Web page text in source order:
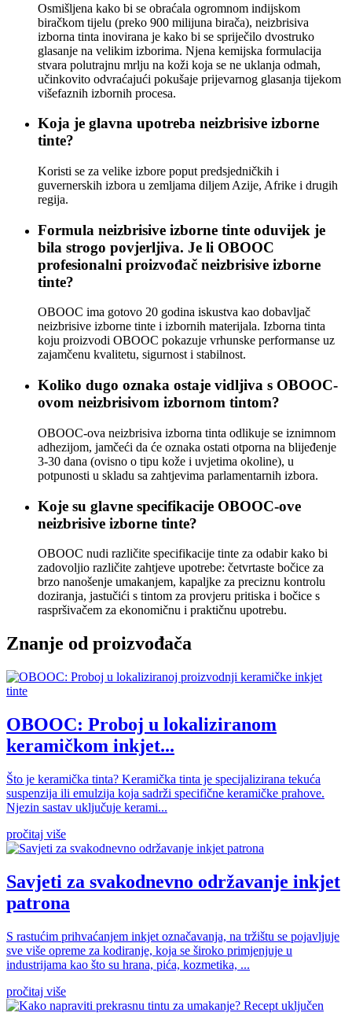
Osmišljena kako bi se obraćala ogromnom indijskom
biračkom tijelu (preko 900 milijuna birača), neizbrisiva
izborna tinta inovirana je kako bi se spriječilo dvostruko
glasanje na velikim izborima. Njena kemijska formulacija
stvara polutrajnu mrlju na koži koja se ne uklanja odmah,
učinkovito odvraćajući pokušaje prijevarnog glasanja tijekom
višefaznih izbornih procesa.
Koja je glavna upotreba neizbrisive izborne
tinte?
Koristi se za velike izbore poput predsjedničkih i
guvernerskih izbora u zemljama diljem Azije, Afrike i drugih
regija.
Formula neizbrisive izborne tinte oduvijek je
bila strogo povjerljiva. Je li OBOOC
profesionalni proizvođač neizbrisive izborne
tinte?
OBOOC ima gotovo 20 godina iskustva kao dobavljač
neizbrisive izborne tinte i izbornih materijala. Izborna tinta
koju proizvodi OBOOC pokazuje vrhunske performanse uz
zajamčenu kvalitetu, sigurnost i stabilnost.
Koliko dugo oznaka ostaje vidljiva s OBOOC-
ovom neizbrisivom izbornom tintom?
OBOOC-ova neizbrisiva izborna tinta odlikuje se iznimnom
adhezijom, jamčeći da će oznaka ostati otporna na blijeđenje
3-30 dana (ovisno o tipu kože i uvjetima okoline), u
potpunosti u skladu sa zahtjevima parlamentarnih izbora.
Koje su glavne specifikacije OBOOC-ove
neizbrisive izborne tinte?
OBOOC nudi različite specifikacije tinte za odabir kako bi
zadovoljio različite zahtjeve upotrebe: četvrtaste bočice za
brzo nanošenje umakanjem, kapaljke za preciznu kontrolu
doziranja, jastučići s tintom za provjeru pritiska i bočice s
raspršivačem za ekonomičnu i praktičnu upotrebu.
Znanje od proizvođača
OBOOC: Proboj u lokaliziranom
keramičkom inkjet...
Što je keramička tinta? Keramička tinta je specijalizirana tekuća
suspenzija ili emulzija koja sadrži specifične keramičke prahove.
Njezin sastav uključuje kerami...
pročitaj više
Savjeti za svakodnevno održavanje inkjet
patrona
S rastućim prihvaćanjem inkjet označavanja, na tržištu se pojavljuje
sve više opreme za kodiranje, koja se široko primjenjuje u
industrijama kao što su hrana, pića, kozmetika, ...
pročitaj više